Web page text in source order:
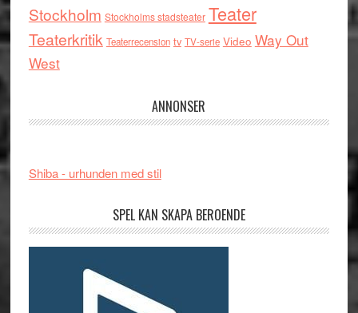
Stockholm Stockholms stadsteater Teater
Teaterkritik Teaterrecension tv TV-serie Video Way Out
West
ANNONSER
Shiba - urhunden med stil
SPEL KAN SKAPA BEROENDE